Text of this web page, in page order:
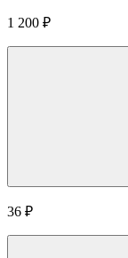
1 200 ₽
36 ₽